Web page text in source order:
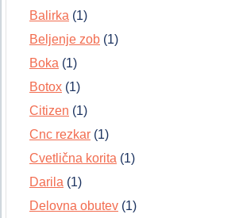
Balirka (1)
Beljenje zob (1)
Boka (1)
Botox (1)
Citizen (1)
Cnc rezkar (1)
Cvetlična korita (1)
Darila (1)
Delovna obutev (1)